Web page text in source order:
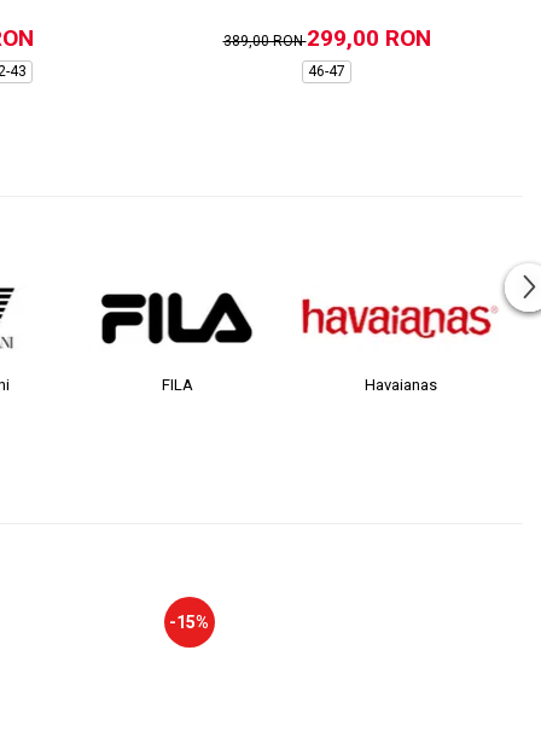
43
389,00 RON299,00 RON
46-47
Havaianas JACK &JONES
-15%